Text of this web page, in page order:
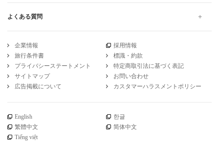
よくある質問
企業情報
採用情報
旅行条件書
標識・約款
プライバシーステートメント
特定商取引法に基づく表記
サイトマップ
お問い合わせ
広告掲載について
カスタマーハラスメントポリシー
English
한글
繁體中文
简体中文
Tiếng việt